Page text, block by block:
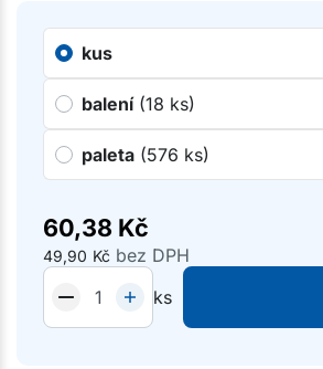
kus
balení (18 ks)
paleta (576 ks)
60,38 Kč
49,90 Kč bez DPH
ks